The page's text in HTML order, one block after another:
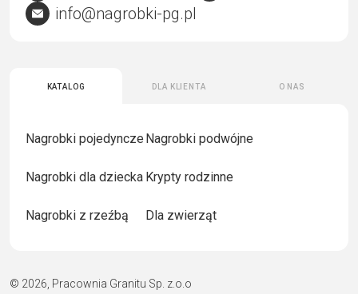
Katalog Dla klienta O nas
Nagrobki pojedyncze Nagrobki podwójne
Nagrobki dla dziecka Krypty rodzinne
Nagrobki z rzeźbą Dla zwierząt
info@nagrobki-pg.pl
© 2026, Pracownia Granitu Sp. z.o.o